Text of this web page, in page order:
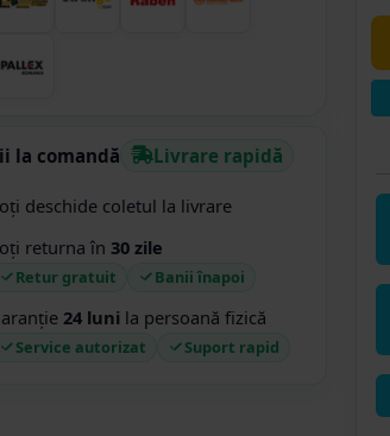
la comandă Livrare rapidă
deschide coletul la livrare
returna în 30 zile
Retur gratuit Banii înapoi
24 luni la persoană fizică
Service autorizat Suport rapid